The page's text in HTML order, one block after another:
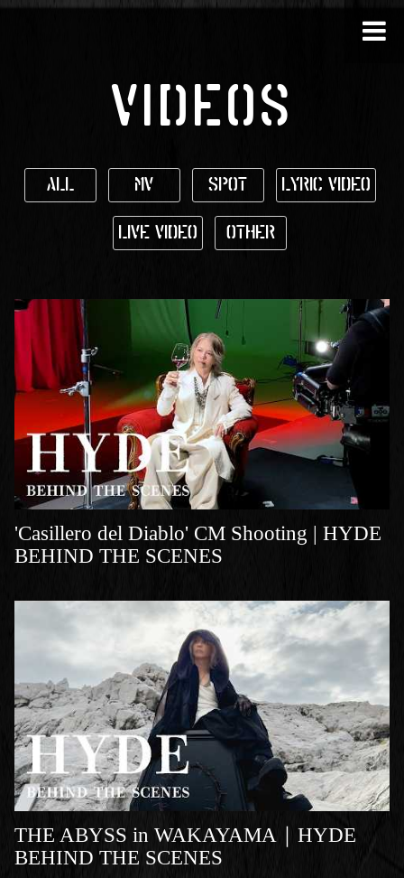
VIDEOS
ALL MV SPOT Lyric Video
Live Video Other
'Casillero del Diablo' CM Shooting | HYDE
BEHIND THE SCENES
THE ABYSS in WAKAYAMA｜HYDE
BEHIND THE SCENES